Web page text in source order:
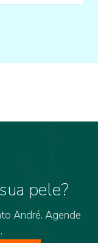
pele?
André. Agende